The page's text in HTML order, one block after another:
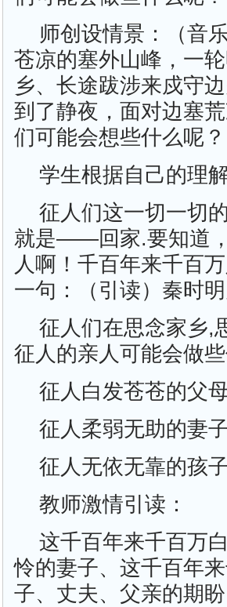
师创设情景：（音
苍凉的塞外山峰，一
乡、长途跋涉来戍守
到了静夜，面对边塞
们可能会想些什么呢？
学生根据自己的理
征人们这一切一切
就是——回家.要知道
人啊！千百年来千百
一句：（引读）秦时
征人们在思念家乡,
征人的亲人可能会做
征人白发苍苍的父
征人柔弱无助的妻
征人无依无靠的孩
教师激情引读：
这千百年来千百万
怜的妻子、这千百年
子、丈夫、父亲的期